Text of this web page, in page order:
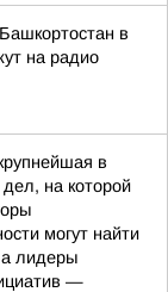
в
на радио
в
на которой
могут найти
лидеры
—